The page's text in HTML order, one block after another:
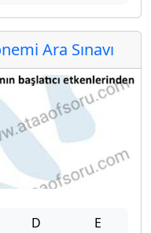
Ara Sınavı
D E